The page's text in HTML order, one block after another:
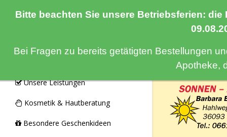
Bitte beachten Sie unsere Betriebsferien:
Bei Fragen zu bereits getätigten Bestellungen
Apotheke,
Unsere Leistungen
Kosmetik & Hautberatung
Besondere Geschenkideen